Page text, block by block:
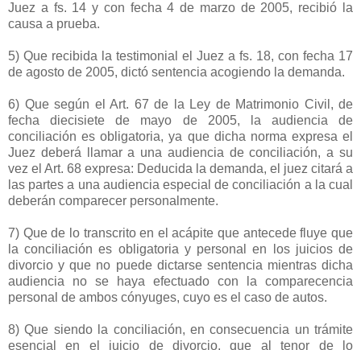
Juez a fs. 14 y con fecha 4 de marzo de 2005, recibió la
causa a prueba.
5) Que recibida la testimonial el Juez a fs. 18, con fecha 17
de agosto de 2005, dictó sentencia acogiendo la demanda.
6) Que según el Art. 67 de la Ley de Matrimonio Civil, de
fecha diecisiete de mayo de 2005, la audiencia de
conciliación es obligatoria, ya que dicha norma expresa el
Juez deberá llamar a una audiencia de conciliación, a su
vez el Art. 68 expresa: Deducida la demanda, el juez citará a
las partes a una audiencia especial de conciliación a la cual
deberán comparecer personalmente.
7) Que de lo transcrito en el acápite que antecede fluye que
la conciliación es obligatoria y personal en los juicios de
divorcio y que no puede dictarse sentencia mientras dicha
audiencia no se haya efectuado con la comparecencia
personal de ambos cónyuges, cuyo es el caso de autos.
8) Que siendo la conciliación, en consecuencia un trámite
esencial en el juicio de divorcio, que al tenor de lo